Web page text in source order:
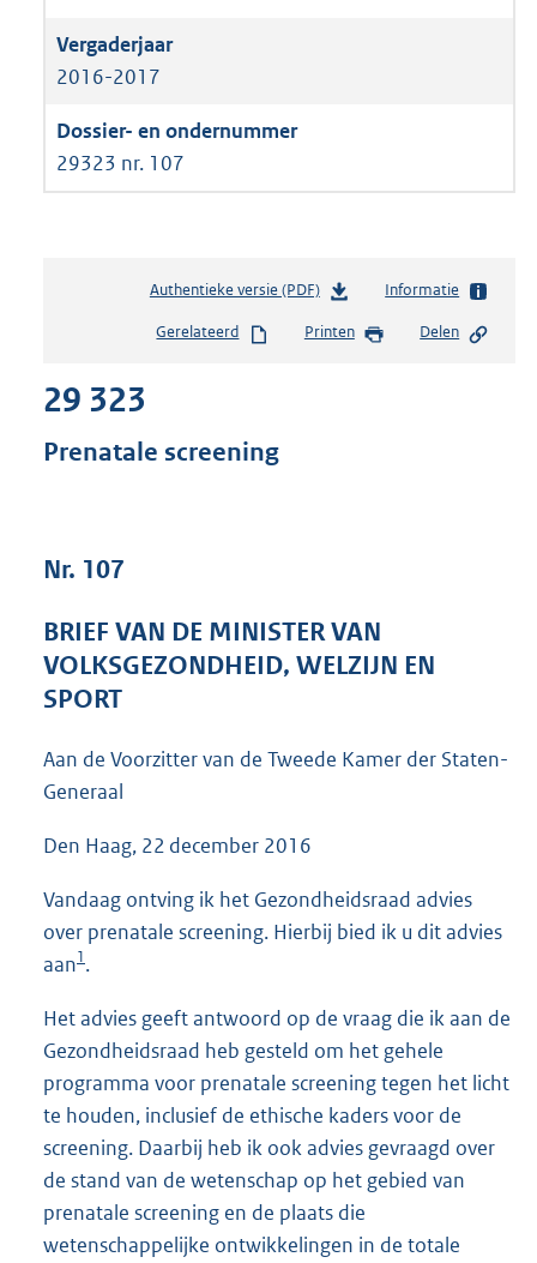
2016-2017
29323 nr. 107
Authentieke versie (PDF)b
s
e
:
b
Informatie
Gerelateerd Printen Delen
29 323
Prenatale screening
Nr. 107
BRIEF VAN DE MINISTER VAN
VOLKSGEZONDHEID, WELZIJN EN
SPORT
Aan de Voorzitter van de Tweede Kamer der Staten-
Generaal
Den Haag, 22 december 2016
Vandaag ontving ik het Gezondheidsraad advies
over prenatale screening. Hierbij bied ik u dit advies
aan1.
Het advies geeft antwoord op de vraag die ik aan de
Gezondheidsraad heb gesteld om het gehele
programma voor prenatale screening tegen het licht
te houden, inclusief de ethische kaders voor de
screening. Daarbij heb ik ook advies gevraagd over
de stand van de wetenschap op het gebied van
prenatale screening en de plaats die
wetenschappelijke ontwikkelingen in de totale